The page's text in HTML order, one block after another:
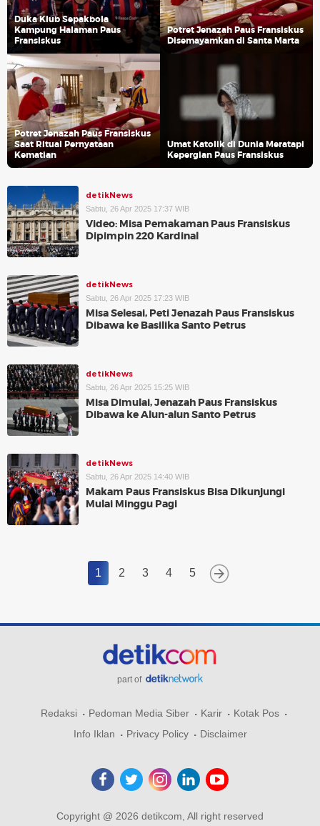
Duka Klub Sepakbola
Kampung Halaman Paus
Fransiskus
Potret Jenazah Paus Fransiskus
Disemayamkan di Santa Marta
Potret Jenazah Paus Fransiskus
Saat Ritual Pernyataan
Kematian
Umat Katolik di Dunia Meratapi
Kepergian Paus Fransiskus
detikNews
Sabtu, 26 Apr 2025 17:37 WIB
Video: Misa Pemakaman Paus Fransiskus
Dipimpin 220 Kardinal
detikNews
Sabtu, 26 Apr 2025 17:23 WIB
Misa Selesai, Peti Jenazah Paus Fransiskus
Dibawa ke Basilika Santo Petrus
detikNews
Sabtu, 26 Apr 2025 15:25 WIB
Misa Dimulai, Jenazah Paus Fransiskus
Dibawa ke Alun-alun Santo Petrus
detikNews
Sabtu, 26 Apr 2025 14:40 WIB
Makam Paus Fransiskus Bisa Dikunjungi
Mulai Minggu Pagi
1 2 3 4 5
part of
Redaksi Pedoman Media Siber Karir
Kotak Pos
Info Iklan
Privacy Policy Disclaimer
Copyright @ 2026 detikcom, All right reserved